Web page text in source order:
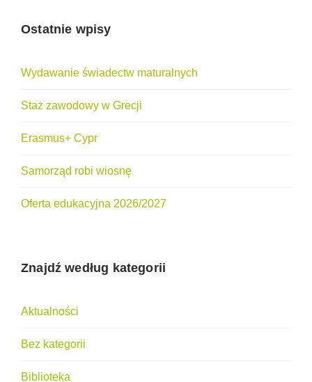
Ostatnie wpisy
Wydawanie świadectw maturalnych
Staż zawodowy w Grecji
Erasmus+ Cypr
Samorząd robi wiosnę
Oferta edukacyjna 2026/2027
Znajdź według kategorii
Aktualności
Bez kategorii
Biblioteka